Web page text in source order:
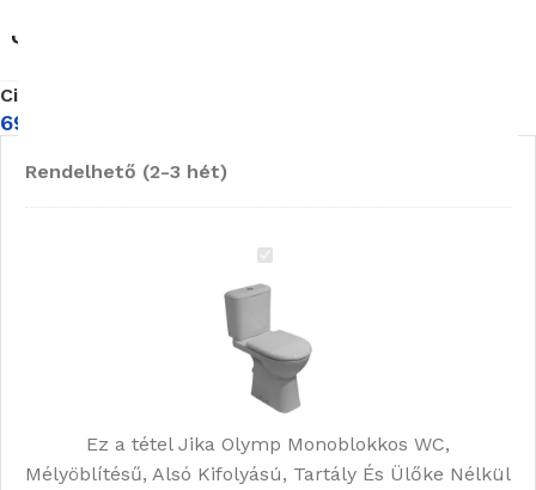
Cikkszám:
69 180
Rendelhető (2-3 hét)
Jika
Olymp
WC,
Mélyöblítésű,
Alsó
Kifolyású,
Tartály
Ez a tétel Jika Olymp Monoblokkos WC,
Mélyöblítésű, Alsó Kifolyású, Tartály És Ülőke Nélkül